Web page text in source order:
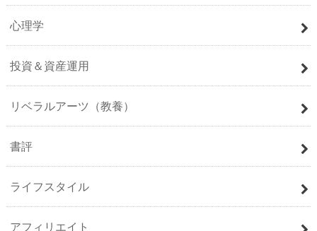
心理学
投資＆資産運用
リベラルアーツ（教養）
書評
ライフスタイル
アフィリエイト